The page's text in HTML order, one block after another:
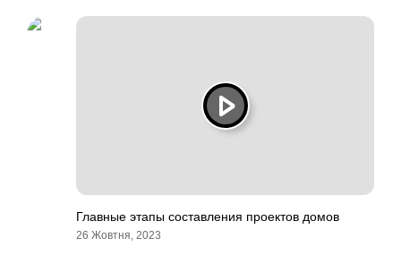
Главные этапы составления проектов домов
26 Жовтня, 2023